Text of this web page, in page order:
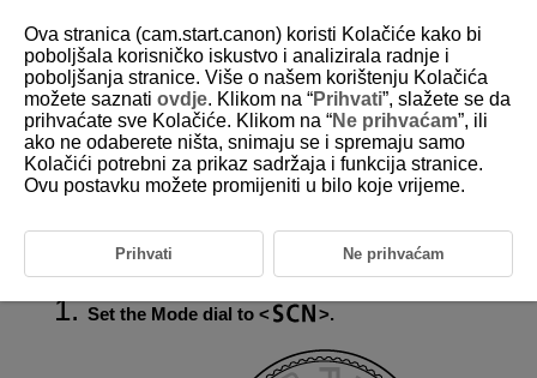
D388-044
SCN: Special Scene
stands for Special Scene.
Set the Mode dial to .
Ova stranica (cam.start.canon) koristi Kolačiće kako bi
poboljšala korisničko iskustvo i analizirala radnje i
poboljšanja stranice. Više o našem korištenju Kolačića
možete saznati ovdje. Klikom na “Prihvati”, slažete se da
prihvaćate sve Kolačiće. Klikom na “Ne prihvaćam”, ili
ako ne odaberete ništa, snimaju se i spremaju samo
Kolačići potrebni za prikaz sadržaja i funkcija stranice.
Ovu postavku možete promijeniti u bilo koje vrijeme.
Prihvati Ne prihvaćam